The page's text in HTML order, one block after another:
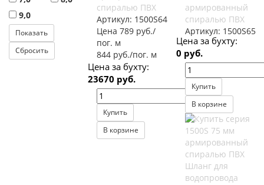
9,0
спиралью ПВХ
Артикул: 1500S64
Цена 789 руб./
пог. м
844 руб./пог. м
Цена за бухту:
23670 руб.
Купить
В корзине
армированный
спиралью ПВХ
Артикул: 1500S65
Цена за бухту:
0 руб.
Купить
В корзине
Шланг для
водопровода